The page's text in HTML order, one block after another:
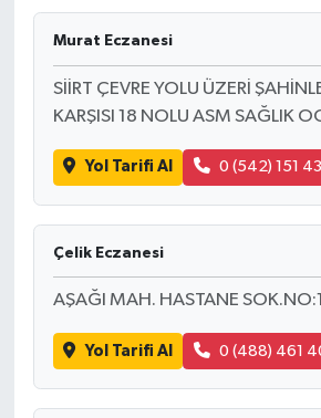
Murat Eczanesi
SİİRT ÇEVRE YOLU ÜZERİ
KARŞISI 18 NOLU ASM SAĞLIK
Yol Tarifi Al 0 (542) 151
Çelik Eczanesi
AŞAĞI MAH. HASTANE
Yol Tarifi Al 0 (488) 461